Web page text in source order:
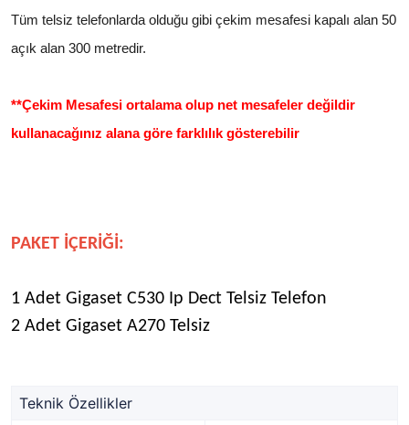
Tüm telsiz telefonlarda olduğu gibi çekim mesafesi kapalı alan 50
açık alan 300 metredir.
**Çekim Mesafesi ortalama olup net mesafeler değildir
kullanacağınız alana göre farklılık gösterebilir
PAKET İÇERİĞİ:
1 Adet Gigaset C530 Ip Dect Telsiz Telefon
2 Adet Gigaset A270 Telsiz
Teknik Özellikler